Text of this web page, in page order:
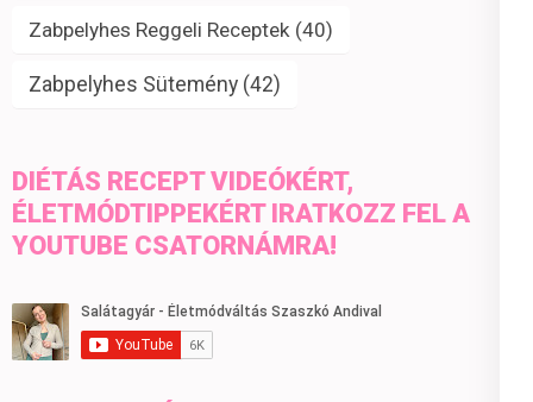
Zabpelyhes Reggeli Receptek (40)
Zabpelyhes Sütemény (42)
DIÉTÁS RECEPT VIDEÓKÉRT,
ÉLETMÓDTIPPEKÉRT IRATKOZZ FEL A
YOUTUBE CSATORNÁMRA!